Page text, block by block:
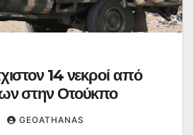
14 νεκροί από
στην Οτούκπο
GEOATHANAS